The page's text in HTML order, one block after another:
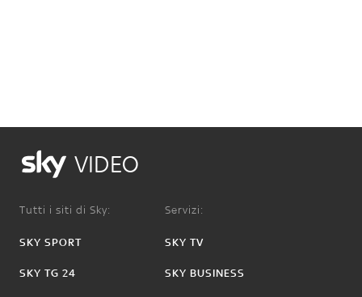
VIDEO
Tutti i siti di Sky:
SKY SPORT
SKY TG 24
Servizi:
SKY TV
SKY BUSINESS